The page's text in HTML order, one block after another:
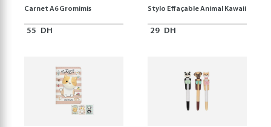
Carnet A6 Gromimis
55 DH
Stylo Effaçable Animal Kawaii
29 DH